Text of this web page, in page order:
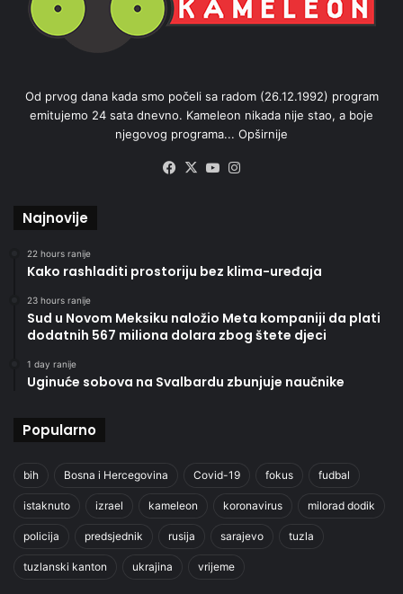
Od prvog dana kada smo počeli sa radom (26.12.1992) program
emitujemo 24 sata dnevno. Kameleon nikada nije stao, a boje
njegovog programa... Opširnije
Facebook
X YouTube
Najnovije
22 hours ranije
Kako rashladiti prostoriju bez klima-uređaja
23 hours ranije
Sud u Novom Meksiku naložio Meta kompaniji da plati
dodatnih 567 miliona dolara zbog štete djeci
1 day ranije
Uginuće sobova na Svalbardu zbunjuje naučnike
Popularno
bih Bosna i Hercegovina Covid-19 fokus fudbal
istaknuto izrael kameleon koronavirus milorad dodik
policija predsjednik rusija sarajevo tuzla
tuzlanski kanton ukrajina vrijeme